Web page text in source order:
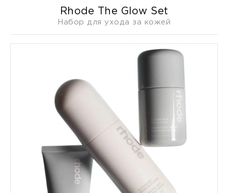
Rhode The Glow Set
Набор для ухода за кожей